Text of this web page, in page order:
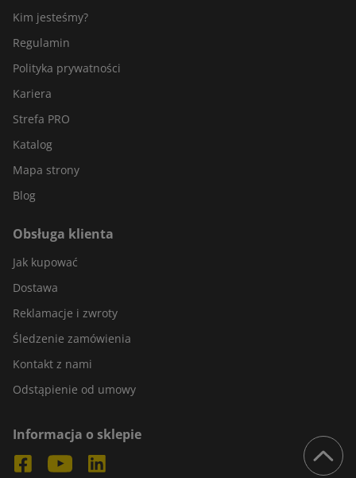
Kim jesteśmy?
Regulamin
Polityka prywatności
Kariera
Strefa PRO
Katalog
Mapa strony
Blog
Obsługa klienta
Jak kupować
Dostawa
Reklamacje i zwroty
Śledzenie zamówienia
Kontakt z nami
Odstąpienie od umowy
Informacja o sklepie